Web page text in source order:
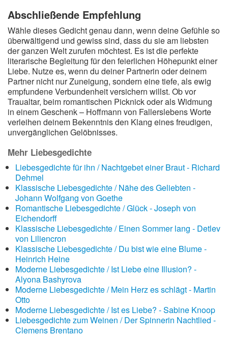
Abschließende Empfehlung
Wähle dieses Gedicht genau dann, wenn deine Gefühle so
überwältigend und gewiss sind, dass du sie am liebsten
der ganzen Welt zurufen möchtest. Es ist die perfekte
literarische Begleitung für den feierlichen Höhepunkt einer
Liebe. Nutze es, wenn du deiner Partnerin oder deinem
Partner nicht nur Zuneigung, sondern eine tiefe, als ewig
empfundene Verbundenheit versichern willst. Ob vor
Traualtar, beim romantischen Picknick oder als Widmung
in einem Geschenk – Hoffmann von Fallerslebens Worte
verleihen deinem Bekenntnis den Klang eines freudigen,
unvergänglichen Gelöbnisses.
Mehr Liebesgedichte
Liebesgedichte für ihn / Nachtgebet einer Braut - Richard
Dehmel
Klassische Liebesgedichte / Nähe des Geliebten -
Johann Wolfgang von Goethe
Romantische Liebesgedichte / Glück - Joseph von
Eichendorff
Klassische Liebesgedichte / Einen Sommer lang - Detlev
von Liliencron
Klassische Liebesgedichte / Du bist wie eine Blume -
Heinrich Heine
Moderne Liebesgedichte / Ist Liebe eine Illusion? -
Alyona Bashyrova
Moderne Liebesgedichte / Mein Herz es schlägt - Martin
Otto
Moderne Liebesgedichte / Ist es Liebe? - Sabine Knoop
Liebesgedichte zum Weinen / Der Spinnerin Nachtlied -
Clemens Brentano